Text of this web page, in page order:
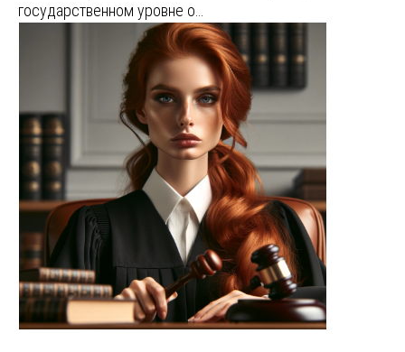
государственном уровне о…